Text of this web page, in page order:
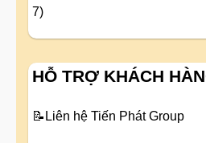
7)
HỖ TRỢ KHÁCH
📝 Liên hệ Tiến Phát Group